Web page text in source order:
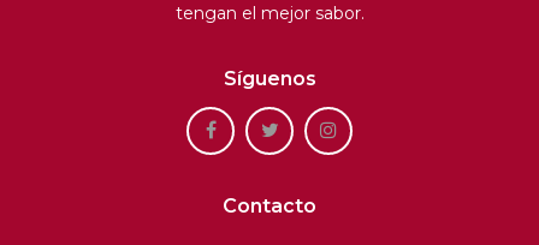
tengan el mejor sabor.
Síguenos
Contacto